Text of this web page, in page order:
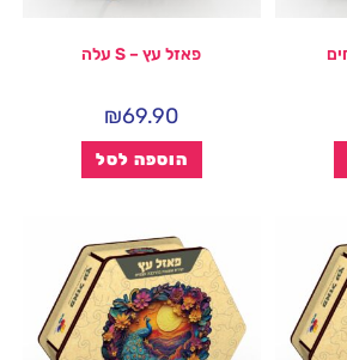
פאזל עץ – S עלה
₪69.90
הוספה לסל